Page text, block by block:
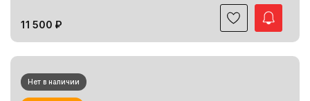
11 500 ₽
Нет в наличии